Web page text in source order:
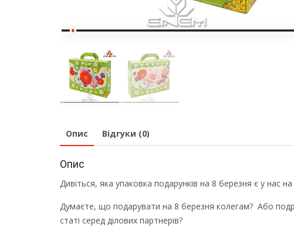
Опис Відгуки (0)
Опис
Дивіться, яка упаковка подарунків на 8 березня є у нас на
Думаєте, що подарувати на 8 березня колегам? Або
статі серед ділових партнерів?